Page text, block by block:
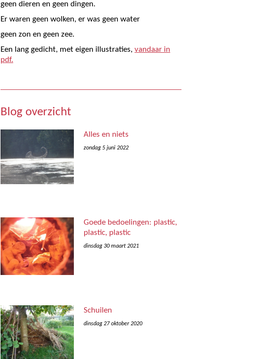
geen dieren en geen dingen.
Er waren geen wolken, er was geen water
geen zon en geen zee.
Een lang gedicht, met eigen illustraties, vandaar in
pdf.
Blog overzicht
Alles en niets
zondag 5 juni 2022
Goede bedoelingen: plastic,
plastic, plastic
dinsdag 30 maart 2021
Schuilen
dinsdag 27 oktober 2020